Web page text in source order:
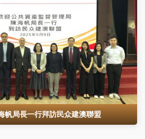
帆局長一行拜訪民众建澳聯盟